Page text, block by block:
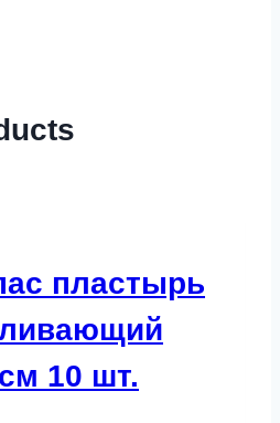
пластырь
10 шт.